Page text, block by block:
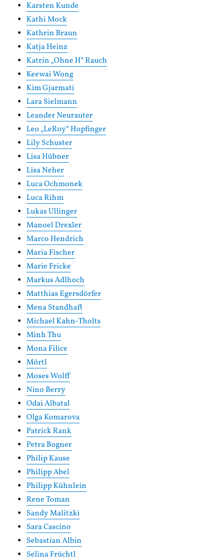
Karsten Kunde
Kathi Mock
Kathrin Braun
Katja Heinz
Katrin „Ohne H“ Rauch
Keewai Wong
Kim Gjarmati
Lara Sielmann
Leander Neurauter
Leo „LeRoy“ Hopfinger
Lily Schuster
Lisa Hübner
Lisa Neher
Luca Ochmonek
Luca Rihm
Lukas Ullinger
Manoel Drexler
Marco Hendrich
Maria Fischer
Marie Fricke
Markus Adlhoch
Matthias Egersdörfer
Mena Standhaft
Michael Kahn-Tholts
Minh Thu
Mona Filice
Mörtl
Moses Wolff
Nino Berry
Odai Albatal
Olga Komarova
Patrick Rank
Petra Bogner
Philip Kause
Philipp Abel
Philipp Kühnlein
Rene Toman
Sandy Malitzki
Sara Cascino
Sebastian Albin
Selina Früchtl